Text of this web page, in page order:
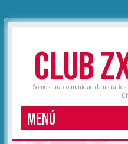
CLUB
Somos una comunidad de
MENÚ